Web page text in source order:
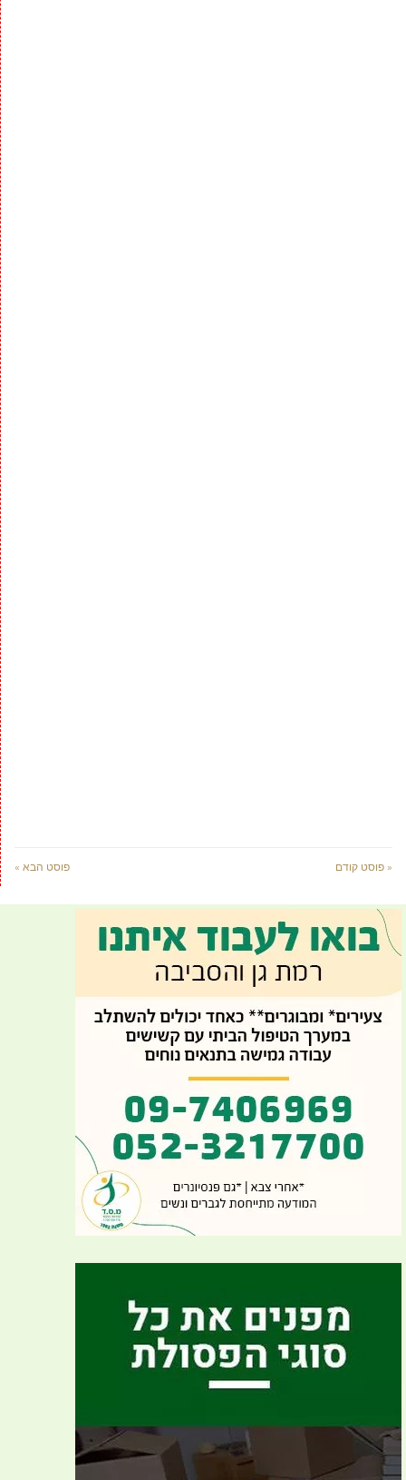
« פוסט קודם פוסט הבא »